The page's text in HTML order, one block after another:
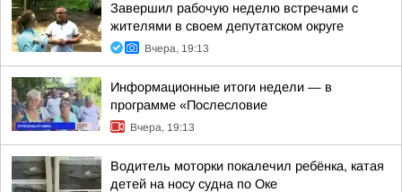
Завершил рабочую неделю встречами с
жителями в своем депутатском округе
Вчера, 19:13
Информационные итоги недели — в
программе «Послесловие
Вчера, 19:13
Водитель моторки покалечил ребёнка, катая
детей на носу судна по Оке